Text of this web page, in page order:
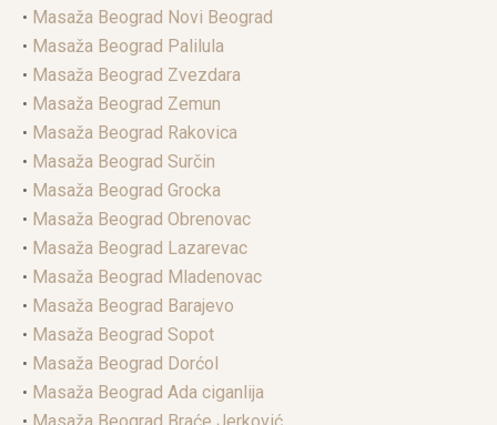
• Masaža Beograd Novi Beograd
• Masaža Beograd Palilula
• Masaža Beograd Zvezdara
• Masaža Beograd Zemun
• Masaža Beograd Rakovica
• Masaža Beograd Surčin
• Masaža Beograd Grocka
• Masaža Beograd Obrenovac
• Masaža Beograd Lazarevac
• Masaža Beograd Mladenovac
• Masaža Beograd Barajevo
• Masaža Beograd Sopot
• Masaža Beograd Dorćol
• Masaža Beograd Ada ciganlija